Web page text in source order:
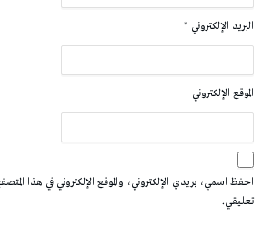
البريد الإلكتروني *
الموقع الإلكتروني
احفظ اسمي، بريدي الإلكتروني، والموقع الإلكتروني في هذا
تعليقي.